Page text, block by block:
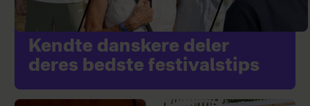
Kendte danskere deler
deres bedste festivalstips